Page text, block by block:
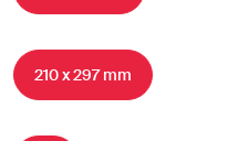
210 x 297 mm